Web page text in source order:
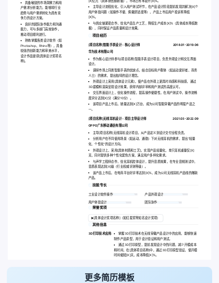
具备敏锐的市场洞察力和用
户需求分析能力，能够将行业
趋势与用户需求转化为具有竞
争力的设计方案。
良好的团队协作能力和沟通
能力，可与多部门高效协作，
推动项目顺利进行。
熟练掌握各类设计软件（如
Photoshop、Rhino等），具备
较强的创新能力和审美水平，
设计作品曾获[具体设计奖项名
称]。
主导设计流程优化，引入用户测试环节，在产品设计阶段提前发现并解决[X]个
用户体验问题（如操作不便、佩戴舒适度等），产品上市后用户投诉率降低
[X]%。
与供应链紧密合作，优化产品生产工艺，降低生产成本[X]%（具体成本降低数
据），同时保证产品质量和设计效果。
项目经历
[项目名称]智能手表设计 - 核心设计师 2018.01-2019.06
华为技术有限公司
作为核心设计师参与[项目名称]智能手表设计项目，负责外观设计和交互界面
设计。
调研市场上同类智能手表的优缺点，结合目标用户群体（如运动爱好者、商务
人士）的需求，提出独特的设计理念。
外观设计上采用[具体设计元素]，使产品在外观上更具时尚感和科技感，通过
3D建模和渲染呈现设计效果，获得内部评审和用户测试的高度认可。
交互界面设计上，优化操作流程，提高操作便捷性，在用户测试中，操作流畅
度评分达到[X]分（满分10分）。
该项目产品上市后，销量达到[X]万台，成为公司智能穿戴产品的明星产品之
一。
[项目名称]无线耳机设计 - 项目主导设计师
2021.03-2022.09
OPPO广东移动通信有限公司
主导[项目名称]无线耳机设计项目，从产品定义到设计交付全程负责。
分析用户在不同使用场景（如运动、通勤）下对无线耳机的需求，提出“轻量
化、个性化”的设计方向。
外观设计上，采用[具体材质和工艺]，实现产品轻量化，单只耳机重量仅[X]
克，同时提供多种个性化配色方案，满足用户多样化需求。
与声学工程师合作，优化耳机腔体设计，提升音质效果，在专业音频测试中，
音质表现达到[X]级（行业权威评测等级）。
该产品上市后，在电商平台好评率达到[X]%，成为公司无线耳机产品线的爆款
产品。
技能专长
工业设计软件操作 产品外观设计
用户体验设计 团队协作
荣誉奖项
[具体设计奖项名称]（如红星奖等知名设计奖项）
其他信息
3D打印技术应用:
掌握3D打印技术在无线穿戴产品设计中的应用，能够快速
制作产品原型，用于设计验证和用户测试。
通过3D打印原型，提前发现设计中的问题，减少开模成本
和时间，在[具体项目名称]中，通过3D打印原型验证，使开模
时间缩短[X]天，成本降低[X]%。
更多简历模板